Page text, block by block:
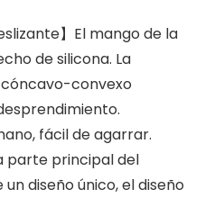
】El mango de la
de silicona. La
convexo
fácil de agarrar.
parte principal del
diseño único, el diseño